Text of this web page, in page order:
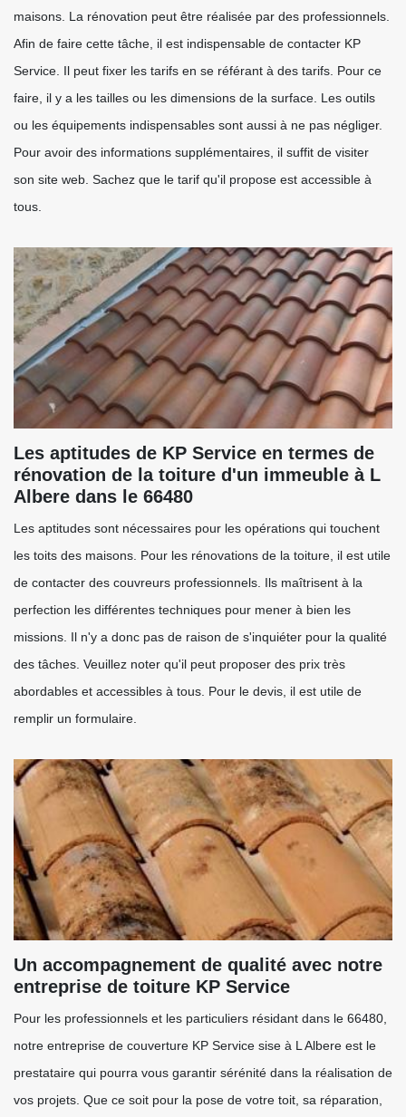
maisons. La rénovation peut être réalisée par des professionnels.
Afin de faire cette tâche, il est indispensable de contacter KP
Service. Il peut fixer les tarifs en se référant à des tarifs. Pour ce
faire, il y a les tailles ou les dimensions de la surface. Les outils
ou les équipements indispensables sont aussi à ne pas négliger.
Pour avoir des informations supplémentaires, il suffit de visiter
son site web. Sachez que le tarif qu'il propose est accessible à
tous.
Les aptitudes de KP Service en termes de
rénovation de la toiture d'un immeuble à L
Albere dans le 66480
Les aptitudes sont nécessaires pour les opérations qui touchent
les toits des maisons. Pour les rénovations de la toiture, il est utile
de contacter des couvreurs professionnels. Ils maîtrisent à la
perfection les différentes techniques pour mener à bien les
missions. Il n'y a donc pas de raison de s'inquiéter pour la qualité
des tâches. Veuillez noter qu'il peut proposer des prix très
abordables et accessibles à tous. Pour le devis, il est utile de
remplir un formulaire.
Un accompagnement de qualité avec notre
entreprise de toiture KP Service
Pour les professionnels et les particuliers résidant dans le 66480,
notre entreprise de couverture KP Service sise à L Albere est le
prestataire qui pourra vous garantir sérénité dans la réalisation de
vos projets. Que ce soit pour la pose de votre toit, sa réparation,